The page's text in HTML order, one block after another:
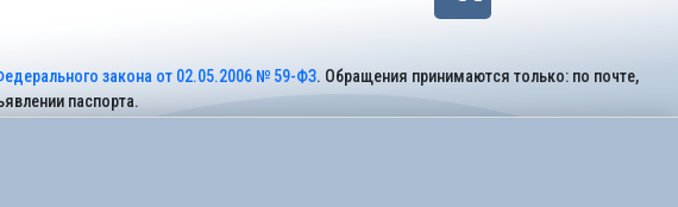
закона от 02.05.2006 № 59-ФЗ. Обращения принимаются только: по почте,
паспорта.